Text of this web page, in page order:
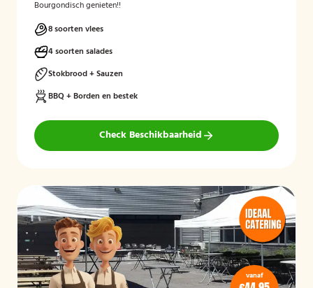
Bourgondisch genieten!!
8 soorten vlees
4 soorten salades
Stokbrood + Sauzen
BBQ + Borden en bestek
Check Beschikbaarheid
vanaf